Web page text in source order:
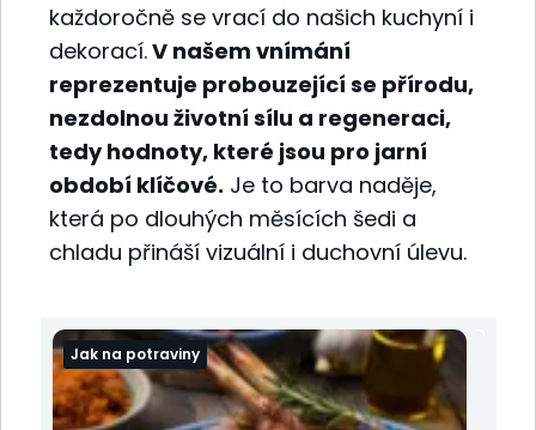
každoročně se vrací do našich kuchyní i
dekorací.V našem vnímání
reprezentuje probouzející se přírodu,
nezdolnou životní sílu a regeneraci,
tedy hodnoty, které jsou pro jarní
období klíčové. Je to barva naděje,
která po dlouhých měsících šedi a
chladu přináší vizuální i duchovní úlevu.
Jak na potraviny